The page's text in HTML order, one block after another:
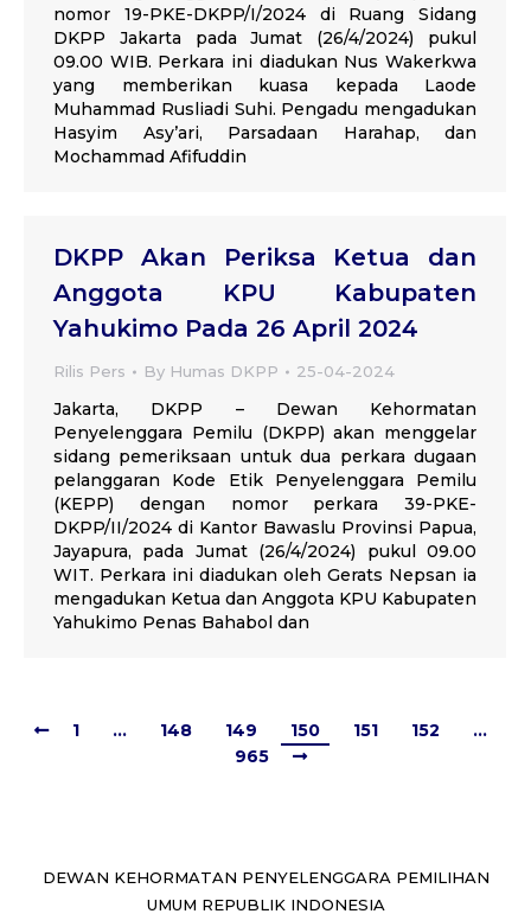
nomor 19-PKE-DKPP/I/2024 di Ruang Sidang
DKPP Jakarta pada Jumat (26/4/2024) pukul
09.00 WIB. Perkara ini diadukan Nus Wakerkwa
yang memberikan kuasa kepada Laode
Muhammad Rusliadi Suhi. Pengadu mengadukan
Hasyim Asy’ari, Parsadaan Harahap, dan
Mochammad Afifuddin
DKPP Akan Periksa Ketua dan
Anggota KPU Kabupaten
Yahukimo Pada 26 April 2024
Rilis Pers By Humas DKPP 25-04-2024
Jakarta, DKPP – Dewan Kehormatan
Penyelenggara Pemilu (DKPP) akan menggelar
sidang pemeriksaan untuk dua perkara dugaan
pelanggaran Kode Etik Penyelenggara Pemilu
(KEPP) dengan nomor perkara 39-PKE-
DKPP/II/2024 di Kantor Bawaslu Provinsi Papua,
Jayapura, pada Jumat (26/4/2024) pukul 09.00
WIT. Perkara ini diadukan oleh Gerats Nepsan ia
mengadukan Ketua dan Anggota KPU Kabupaten
Yahukimo Penas Bahabol dan
1 … 148 149 150 151 152
…
965
DEWAN KEHORMATAN PENYELENGGARA PEMILIHAN
UMUM REPUBLIK INDONESIA